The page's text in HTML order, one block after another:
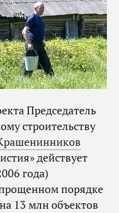
Председатель
строительству
действует
года)
порядке
13 млн объектов